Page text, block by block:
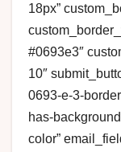
18px”
#0693e3″
10″
0693-e-3-
has-
color”